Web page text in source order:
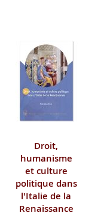
Droit,
humanisme
et culture
politique dans
l'Italie de la
Renaissance